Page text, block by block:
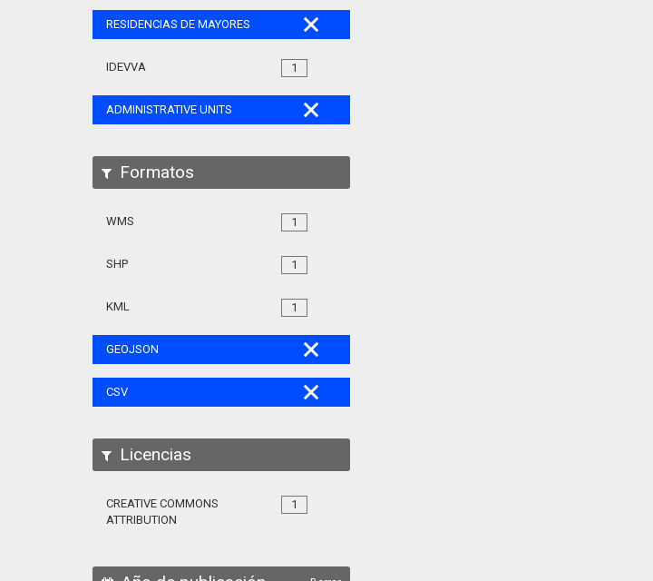
RESIDENCIAS DE MAYORES
1
IDEVVA
ADMINISTRATIVE UNITS
Formatos
1
WMS
1
SHP
1
KML
GEOJSON
CSV
Licencias
1
CREATIVE COMMONS
ATTRIBUTION